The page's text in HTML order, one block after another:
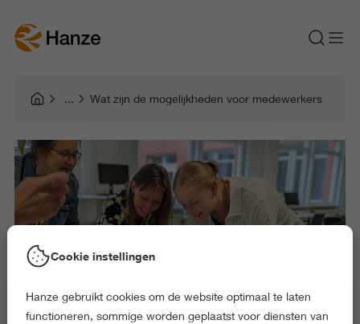
Wat zijn de mogelijkheden voor medewerkers
Cookie instellingen
Hanze gebruikt cookies om de website optimaal te laten
functioneren, sommige worden geplaatst voor diensten van